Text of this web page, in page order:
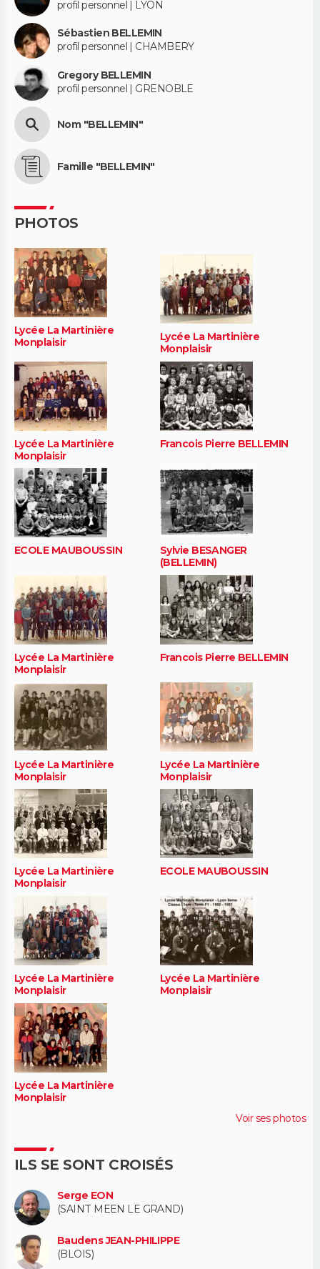
profil personnel | LYON
Sébastien BELLEMIN
profil personnel | CHAMBERY
Gregory BELLEMIN
profil personnel | GRENOBLE
Nom "BELLEMIN"
Famille "BELLEMIN"
PHOTOS
Lycée La Martinière
Monplaisir
Lycée La Martinière
Monplaisir
Lycée La Martinière
Monplaisir
Francois Pierre BELLEMIN
ECOLE MAUBOUSSIN
Sylvie BESANGER
(BELLEMIN)
Lycée La Martinière
Monplaisir
Francois Pierre BELLEMIN
Lycée La Martinière
Monplaisir
Lycée La Martinière
Monplaisir
Lycée La Martinière
Monplaisir
ECOLE MAUBOUSSIN
Lycée La Martinière
Monplaisir
Lycée La Martinière
Monplaisir
Lycée La Martinière
Monplaisir
Voir ses photos
ILS SE SONT CROISÉS
Serge EON
(SAINT MEEN LE GRAND)
Baudens JEAN-PHILIPPE
(BLOIS)